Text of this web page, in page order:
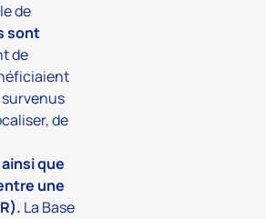
de
sont
de
de
que
une
La Base